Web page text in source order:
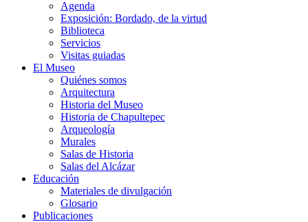
Agenda
Exposición: Bordado, de la virtud
Biblioteca
Servicios
Visitas guiadas
El Museo
Quiénes somos
Arquitectura
Historia del Museo
Historia de Chapultepec
Arqueología
Murales
Salas de Historia
Salas del Alcázar
Educación
Materiales de divulgación
Glosario
Publicaciones